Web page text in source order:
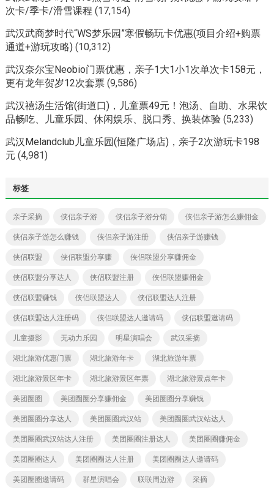
次卡/季卡/滑雪课程 (17,154)
武汉武商梦时代“WS梦乐园”寒假畅玩卡优惠(项目介绍+购票
通道+游玩攻略) (10,312)
武汉奈尔宝Neobio门票优惠，亲子1大1小1次单次卡158元，
更有龙年贺岁12次套票 (9,586)
武汉禧汤生活馆(街道口)，儿童票49元！泡汤、自助、水果饮
品畅吃、儿童乐园、休闲娱乐、脱口秀、换装体验 (5,233)
武汉Melandclub儿童乐园(恒隆广场店)，亲子2次游玩卡198
元 (4,981)
标签
亲子采摘 侠侣亲子游 侠侣亲子游分销 侠侣亲子游怎么赚佣金
侠侣亲子游怎么赚钱 侠侣亲子游注册 侠侣亲子游赚钱
侠侣联盟 侠侣联盟分享赚 侠侣联盟分享赚佣金
侠侣联盟分享达人 侠侣联盟注册 侠侣联盟赚佣金
侠侣联盟赚钱 侠侣联盟达人 侠侣联盟达人注册
侠侣联盟达人注册码 侠侣联盟达人邀请码 侠侣联盟邀请码
儿童摄影 无动力乐园 明星演唱会 武汉采摘
湖北旅游优惠门票 湖北旅游年卡 湖北旅游年票
湖北旅游景区年卡 湖北旅游景区年票 湖北旅游景点年卡
美团圈圈 美团圈圈分享赚佣金 美团圈圈分享赚钱
美团圈圈分享达人 美团圈圈武汉站 美团圈圈武汉站达人
美团圈圈武汉站达人注册 美团圈圈注册达人 美团圈圈赚佣金
美团圈圈达人 美团圈圈达人注册 美团圈圈达人邀请码
美团圈圈邀请码 群星演唱会 联联周边游 采摘